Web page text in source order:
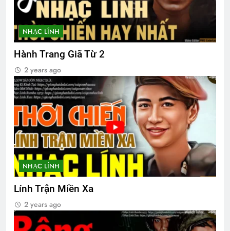
2 Years Ago
SVSQ Hà Trinh Tiết (Khóa 29)
3 Months Ago
CTBCTY Tập III chương 26
3 Years Ago
Lá rụng về cội
2 Years Ago
AI NHỚ HƠN AI
2 Years Ago
Thăm chị QP Nguyễn Chánh Dật K18
NHẠC LÍNH
Hành Trang Giã Từ 2
2 years ago
NHẠC LÍNH
Lính Trận Miền Xa
2 years ago